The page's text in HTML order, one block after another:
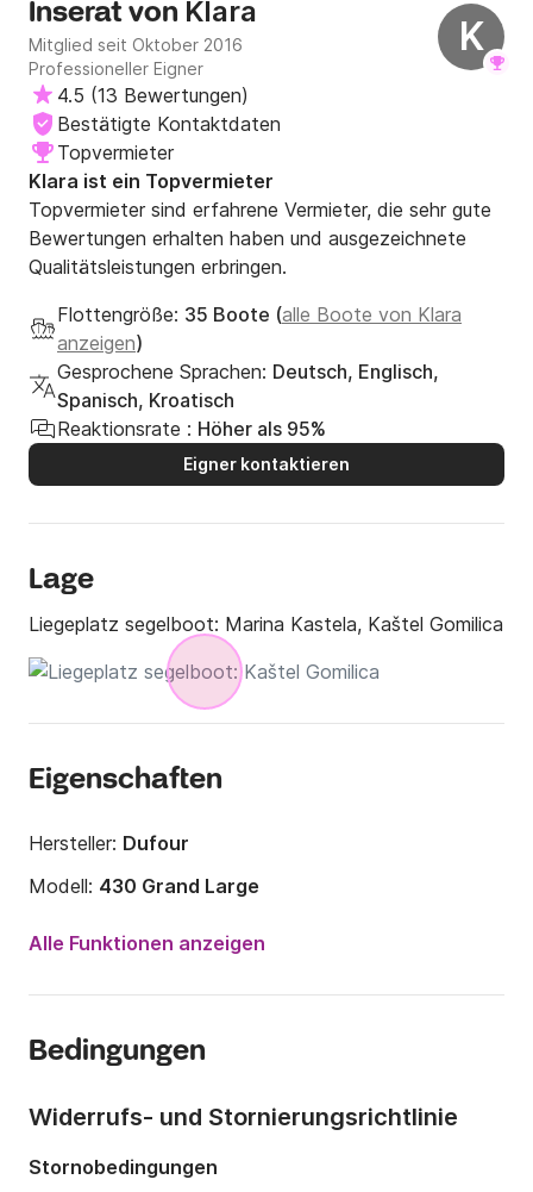
auch die Sollschadenstelle Anker-Bugspriet aus dünnem
Plastik: der Anker hängt an einem Dreh-Schäkel. Kommt er
mit den Flunken nach oben, ist der bugspriet gebrochen.
Kommt wohl sehr oft vor. Fehler von Dufour, kostet jedes
Mal € 400,- Ansonsten: sehr guter Stützpunkt und gutes
charterboot mit sehr guter Ausstattung. Gerne wieder,
davor aber ausreichend Lifebelts anfordern und Bugspriet
abschrauben und lagern!!!
K
Inserat von Klara
Mitglied seit Oktober 2016
Professioneller Eigner
4.5 (13 Bewertungen)
Bestätigte Kontaktdaten
Topvermieter
Klara ist ein Topvermieter
Topvermieter sind erfahrene Vermieter, die sehr gute
Bewertungen erhalten haben und ausgezeichnete
Qualitätsleistungen erbringen.
Flottengröße: 35 Boote (alle Boote von Klara
anzeigen)
Gesprochene Sprachen: Deutsch, Englisch,
Spanisch, Kroatisch
Reaktionsrate : Höher als 95%
Eigner kontaktieren
Lage
Liegeplatz segelboot: Marina Kastela, Kaštel Gomilica
Eigenschaften
Hersteller: Dufour
Modell: 430 Grand Large
2019
Anzahl Schlafplätze:
Alle Funktionen anzeigen
Bedingungen
Widerrufs- und Stornierungsrichtlinie
Stornobedingungen